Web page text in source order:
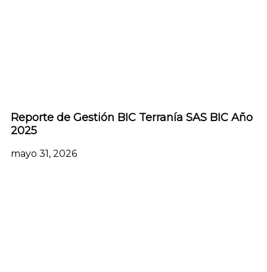
Reporte de Gestión BIC Terranía SAS BIC Año
2025
mayo 31, 2026